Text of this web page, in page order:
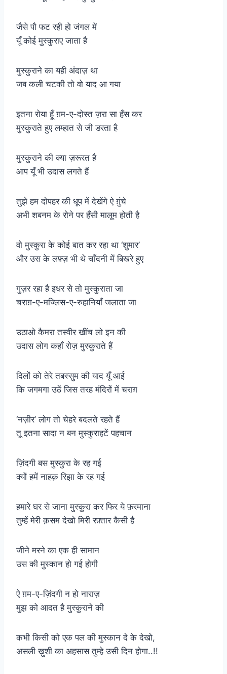
जैसे पौ फट रही हो जंगल में
यूँ कोई मुस्कुराए जाता है
मुस्कुराने का यही अंदाज़ था
जब कली चटकी तो वो याद आ गया
इतना रोया हूँ ग़म-ए-दोस्त ज़रा सा हँस कर
मुस्कुराते हुए लम्हात से जी डरता है
मुस्कुराने की क्या ज़रूरत है
आप यूँ भी उदास लगते हैं
तुझे हम दोपहर की धूप में देखेंगे ऐ ग़ुंचे
अभी शबनम के रोने पर हँसी मालूम होती है
वो मुस्कुरा के कोई बात कर रहा था ‘शुमार’
और उस के लफ़्ज़ भी थे चाँदनी में बिखरे हुए
गुज़र रहा है इधर से तो मुस्कुराता जा
चराग़-ए-मज्लिस-ए-रुहानियाँ जलाता जा
उठाओ कैमरा तस्वीर खींच लो इन की
उदास लोग कहाँ रोज़ मुस्कुराते हैं
दिलों को तेरे तबस्सुम की याद यूँ आई
कि जगमगा उठें जिस तरह मंदिरों में चराग़
‘नज़ीर’ लोग तो चेहरे बदलते रहते हैं
तू इतना सादा न बन मुस्कुराहटें पहचान
ज़िंदगी बस मुस्कुरा के रह गई
क्यों हमें नाहक़ रिझा के रह गई
हमारे घर से जाना मुस्कुरा कर फिर ये फ़रमाना
तुम्हें मेरी क़सम देखो मिरी रफ़्तार कैसी है
जीने मरने का एक ही सामान
उस की मुस्कान हो गई होगी
ऐ ग़म-ए-ज़िंदगी न हो नाराज़
मुझ को आदत है मुस्कुराने की
कभी किसी को एक पल की मुस्कान दे के देखो,
असली ख़ुशी का अहसास तुम्हे उसी दिन होगा..!!